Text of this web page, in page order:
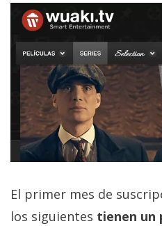
El primer mes de
los siguientes tienen un